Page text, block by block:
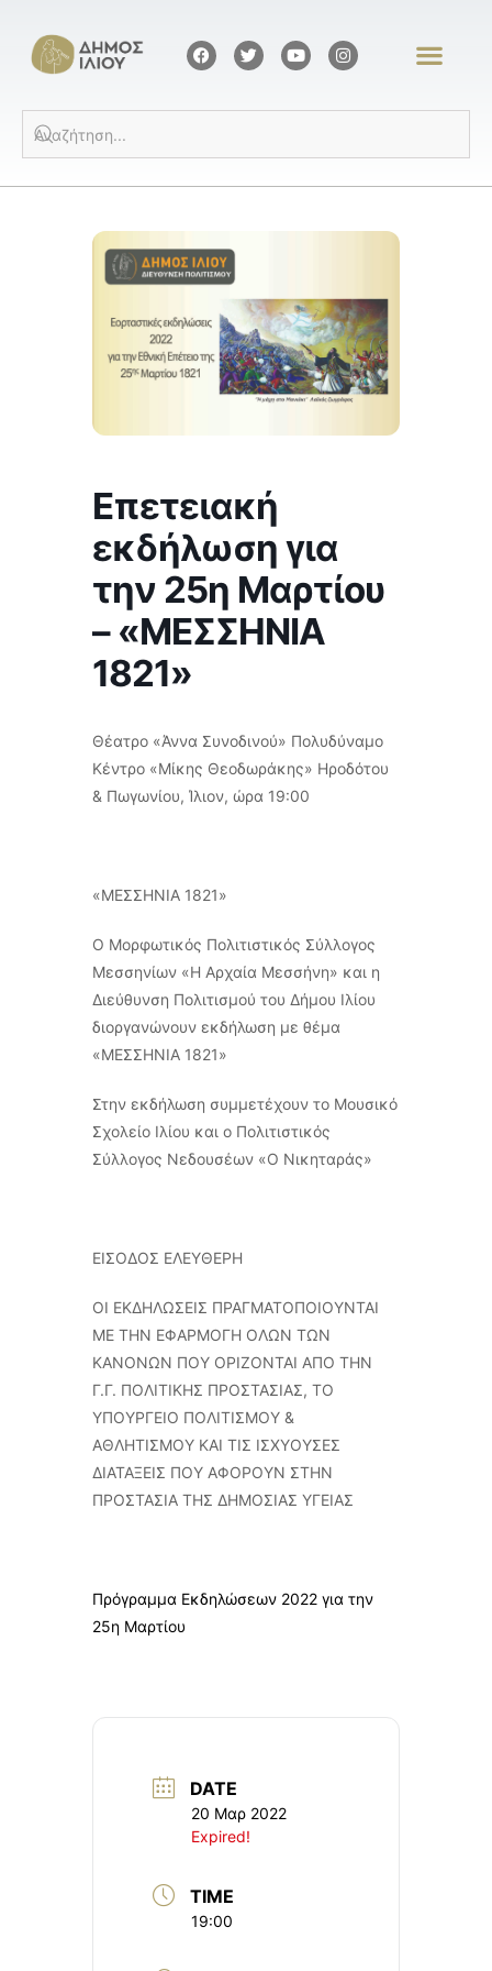
Επετειακή
εκδήλωση για
την 25η Μαρτίου
– «ΜΕΣΣΗΝΙΑ
1821»
Θέατρο «Άννα Συνοδινού» Πολυδύναμο
Κέντρο «Μίκης Θεοδωράκης» Ηροδότου
& Πωγωνίου, Ίλιον, ώρα 19:00
«ΜΕΣΣΗΝΙΑ 1821»
Ο Μορφωτικός Πολιτιστικός Σύλλογος
Μεσσηνίων «Η Αρχαία Μεσσήνη» και η
Διεύθυνση Πολιτισμού του Δήμου Ιλίου
διοργανώνουν εκδήλωση με θέμα
«ΜΕΣΣΗΝΙΑ 1821»
Στην εκδήλωση συμμετέχουν το Μουσικό
Σχολείο Ιλίου και ο Πολιτιστικός
Σύλλογος Νεδουσέων «Ο Νικηταράς»
ΕΙΣΟΔΟΣ ΕΛΕΥΘΕΡΗ
ΟΙ ΕΚΔΗΛΩΣΕΙΣ ΠΡΑΓΜΑΤΟΠΟΙΟΥΝΤΑΙ
ΜΕ ΤΗΝ ΕΦΑΡΜΟΓΗ ΟΛΩΝ ΤΩΝ
ΚΑΝΟΝΩΝ ΠΟΥ ΟΡΙΖΟΝΤΑΙ ΑΠΟ ΤΗΝ
Γ.Γ. ΠΟΛΙΤΙΚΗΣ ΠΡΟΣΤΑΣΙΑΣ, ΤΟ
ΥΠΟΥΡΓΕΙΟ ΠΟΛΙΤΙΣΜΟΥ &
ΑΘΛΗΤΙΣΜΟΥ ΚΑΙ ΤΙΣ ΙΣΧΥΟΥΣΕΣ
ΔΙΑΤΑΞΕΙΣ ΠΟΥ ΑΦΟΡΟΥΝ ΣΤΗΝ
ΠΡΟΣΤΑΣΙΑ ΤΗΣ ΔΗΜΟΣΙΑΣ ΥΓΕΙΑΣ
Πρόγραμμα Εκδηλώσεων 2022 για την
25η Μαρτίου
DATE
20 Μαρ 2022
Expired!
TIME
19:00